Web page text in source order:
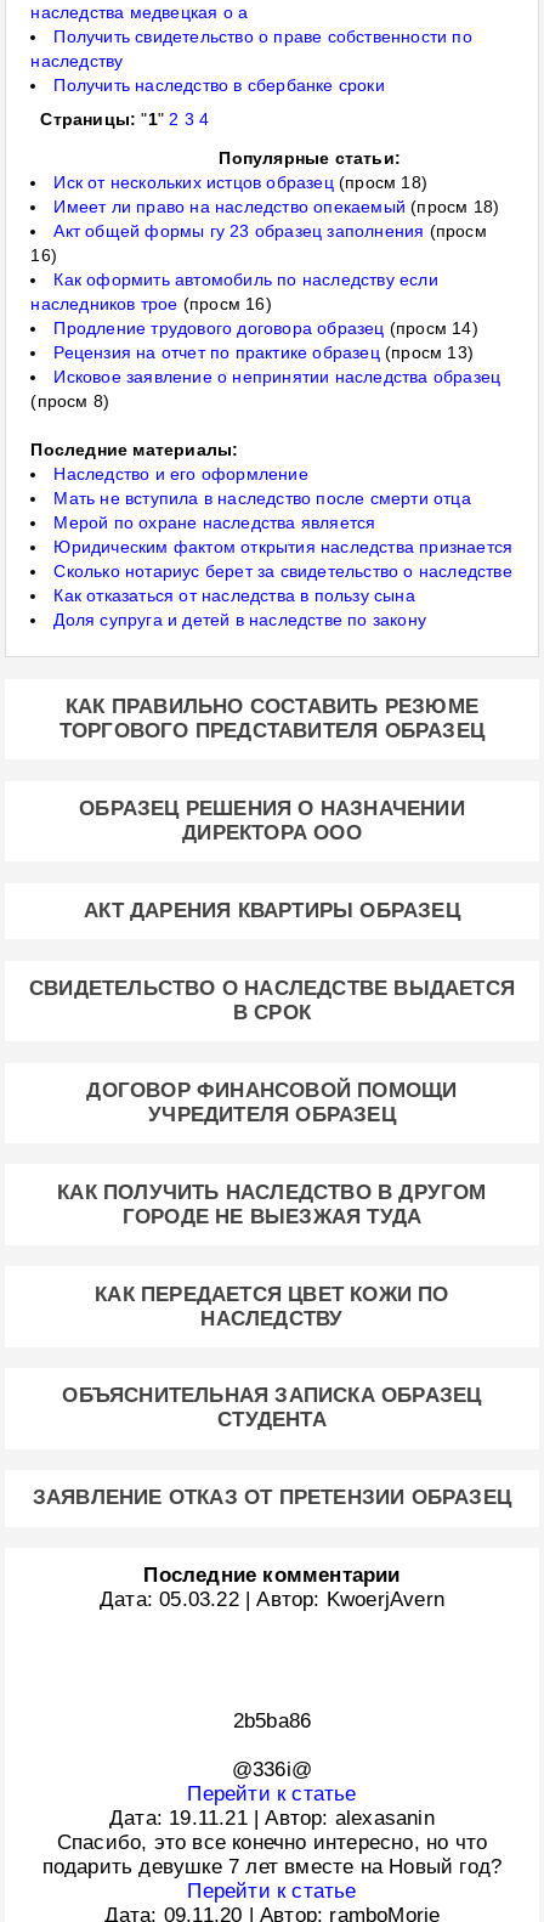
наследства медвецкая о а
Получить свидетельство о праве собственности по
наследству
Получить наследство в сбербанке сроки
Страницы: "1"2 3 4
Популярные статьи:
Иск от нескольких истцов образец(просм 18)
Имеет ли право на наследство опекаемый (просм 18)
Акт общей формы гу 23 образец заполнения (просм
16)
Как оформить автомобиль по наследству если
наследников трое (просм 16)
Продление трудового договора образец (просм 14)
Рецензия на отчет по практике образец(просм 13)
Исковое заявление о непринятии наследства образец
(просм 8)
Последние материалы:
Наследство и его оформление
Мать не вступила в наследство после смерти отца
Мерой по охране наследства является
Юридическим фактом открытия наследства признается
Сколько нотариус берет за свидетельство о наследстве
Как отказаться от наследства в пользу сына
Доля супруга и детей в наследстве по закону
КАК ПРАВИЛЬНО СОСТАВИТЬ РЕЗЮМЕ
ТОРГОВОГО ПРЕДСТАВИТЕЛЯ ОБРАЗЕЦ
ОБРАЗЕЦ РЕШЕНИЯ О НАЗНАЧЕНИИ
ДИРЕКТОРА ООО
АКТ ДАРЕНИЯ КВАРТИРЫ ОБРАЗЕЦ
СВИДЕТЕЛЬСТВО О НАСЛЕДСТВЕ ВЫДАЕТСЯ
В СРОК
ДОГОВОР ФИНАНСОВОЙ ПОМОЩИ
УЧРЕДИТЕЛЯ ОБРАЗЕЦ
КАК ПОЛУЧИТЬ НАСЛЕДСТВО В ДРУГОМ
ГОРОДЕ НЕ ВЫЕЗЖАЯ ТУДА
КАК ПЕРЕДАЕТСЯ ЦВЕТ КОЖИ ПО
НАСЛЕДСТВУ
ОБЪЯСНИТЕЛЬНАЯ ЗАПИСКА ОБРАЗЕЦ
СТУДЕНТА
ЗАЯВЛЕНИЕ ОТКАЗ ОТ ПРЕТЕНЗИИ ОБРАЗЕЦ
Последние комментарии
Дата:05.03.22|Автор: KwoerjAvern
2b5ba86
@336i@
Перейти к статье
Дата: 19.11.21|Автор: alexasanin
Спасибо, это все конечно интересно, но что
подарить девушке 7 лет вместе на Новый год?
Перейти к статье
Дата: 09.11.20 Автор: ramboMorie